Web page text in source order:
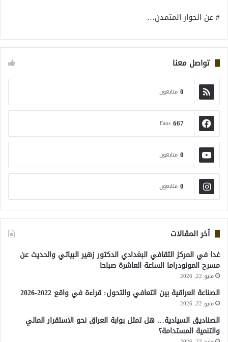
# عن الحوار المتمدن…
تواصل معنا
0 متابعون
667
Fans
0 متابعون
0 متابعون
آخر المقالات
غدا في المركز الثقافي البغدادي الدكتور زهير البياتي والحديث عن
مسرح المونودراما الساعة العاشرة صباحا
مايو 22, 2026
الصناعة العراقية بين التعافي والتحول: قراءة في واقع 2022-2026
مايو 22, 2026
الصناديق السيادية… هل تمثل بوابة العراق نحو الاستقرار المالي
والتنمية المستدامة؟